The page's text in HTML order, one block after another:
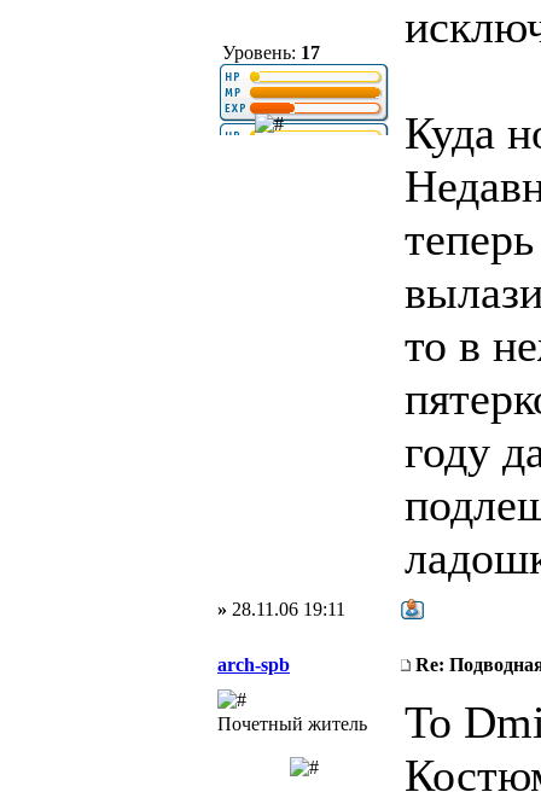
Уровень: 17
Куда
то в
году
» 28.11.06 19:11
arch-spb Re:
Почетный житель
To